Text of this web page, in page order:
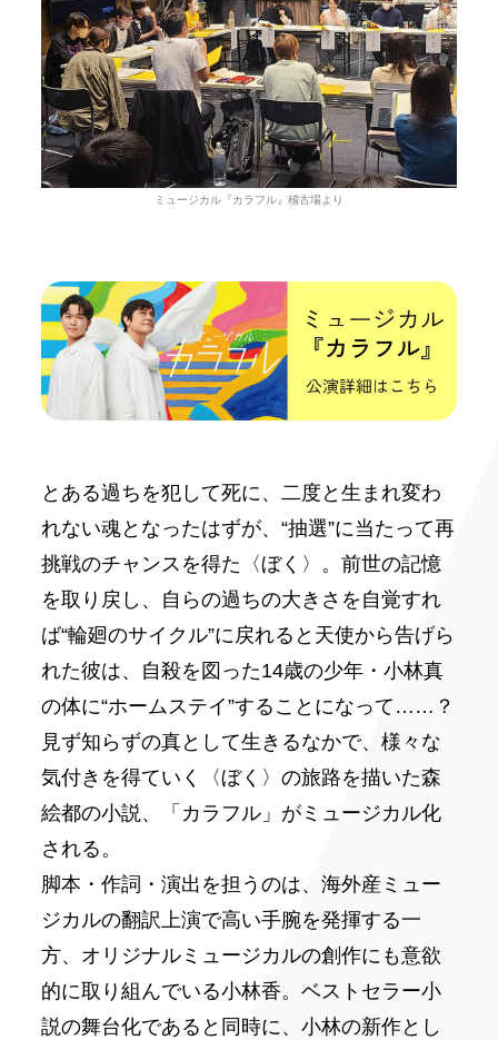
ミュージカル『カラフル』稽古場より
とある過ちを犯して死に、二度と生まれ変わ
れない魂となったはずが、“抽選”に当たって再
挑戦のチャンスを得た〈ぼく〉。前世の記憶
を取り戻し、自らの過ちの大きさを自覚すれ
ば“輪廻のサイクル”に戻れると天使から告げら
れた彼は、自殺を図った14歳の少年・小林真
の体に“ホームステイ”することになって……？
見ず知らずの真として生きるなかで、様々な
気付きを得ていく〈ぼく〉の旅路を描いた森
絵都の小説、「カラフル」がミュージカル化
される。
脚本・作詞・演出を担うのは、海外産ミュー
ジカルの翻訳上演で高い手腕を発揮する一
方、オリジナルミュージカルの創作にも意欲
的に取り組んでいる小林香。ベストセラー小
説の舞台化であると同時に、小林の新作とし